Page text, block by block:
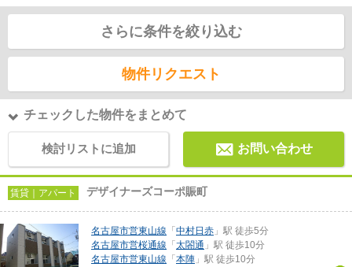
さらに条件を絞り込む
物件リクエスト
チェックした物件をまとめて
検討リストに追加 お問い合わせ
賃貸｜アパート デザイナーズコーポ賑町
名古屋市営東山線 「 中村日赤 」駅 徒歩5分
名古屋市営桜通線 「 太閤通 」駅 徒歩10分
名古屋市営東山線 「 本陣 」駅 徒歩10分